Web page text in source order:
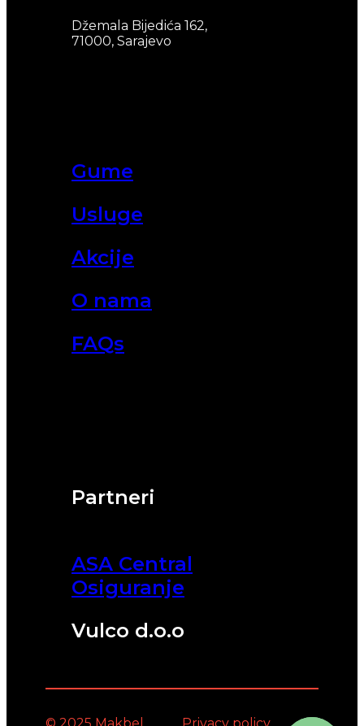
Partneri
ASA Central
Osiguranje
Vulco d.o.o
Gume
Usluge
Akcije
O nama
FAQs
Džemala Bijedića 162,
71000, Sarajevo